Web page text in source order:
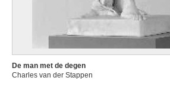
De man met de degen
Charles van der Stappen